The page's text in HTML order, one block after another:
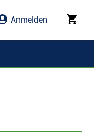
Anmelden